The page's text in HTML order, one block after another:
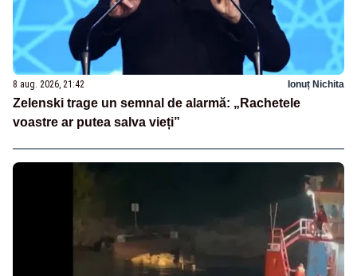
8 aug. 2026, 21:42 Ionuț Nichita
Zelenski trage un semnal de alarmă: „Rachetele
voastre ar putea salva vieți”